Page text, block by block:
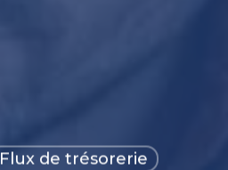
Flux de trésorerie